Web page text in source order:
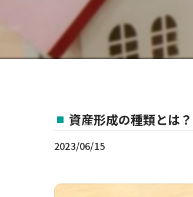
資産形成の種類とは？
2023/06/15